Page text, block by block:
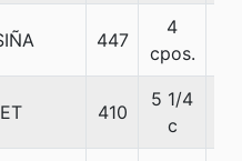
447
4
cpos.
410
5 1/4
c